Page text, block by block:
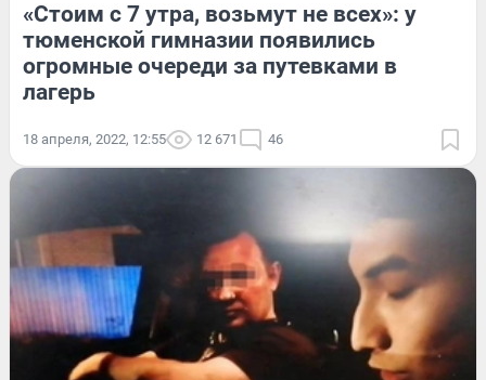
«Стоим с 7 утра, возьмут не всех»: у
тюменской гимназии появились
огромные очереди за путевками в
лагерь
18 апреля, 2022, 12:55 12 671 46